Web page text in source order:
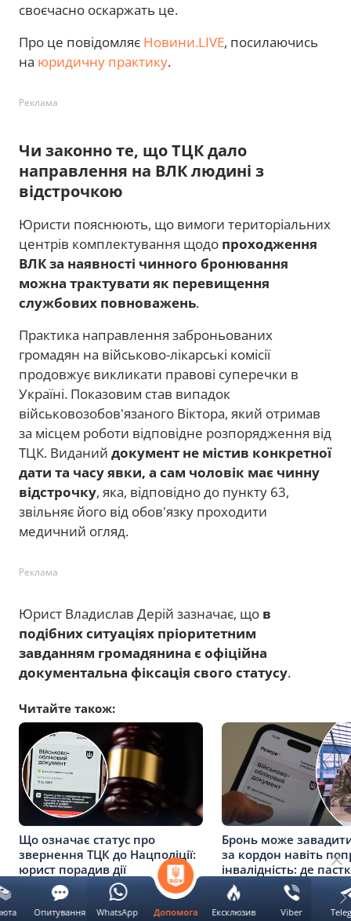
своєчасно оскаржать це.
Про це повідомляє Новини.LIVE, посилаючись
на юридичну практику.
Реклама
Чи законно те, що ТЦК дало
направлення на ВЛК людині з
відстрочкою
Юристи пояснюють, що вимоги територіальних
центрів комплектування щодо проходження
ВЛК за наявності чинного бронювання
можна трактувати як перевищення
службових повноважень.
Практика направлення заброньованих
громадян на військово-лікарські комісії
продовжує викликати правові суперечки в
Україні. Показовим став випадок
військовозобов'язаного Віктора, який отримав
за місцем роботи відповідне розпорядження від
ТЦК. Виданий документ не містив конкретної
дати та часу явки, а сам чоловік має чинну
відстрочку, яка, відповідно до пункту 63,
звільняє його від обов'язку проходити
медичний огляд.
Реклама
Юрист Владислав Дерій зазначає, що в
подібних ситуаціях пріоритетним
завданням громадянина є офіційна
документальна фіксація свого статусу.
Читайте також:
Що означає статус про
звернення ТЦК до Нацполіції:
юрист порадив дії
Бронь може
за кордон навіть
інвалідність: де
Допомога Ексклюзив Viber
Опитування WhatsApp